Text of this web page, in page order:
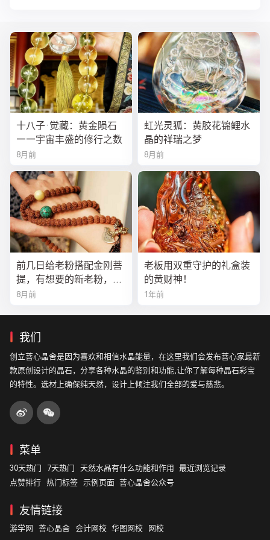
十八子·觉藏：黄金陨石
——宇宙丰盛的修行之数
8月前
虹光灵狐：黄胶花锦鲤水
晶的祥瑞之梦
8月前
前几日给老粉搭配金刚菩
提，有想要的新老粉，都
可以来排队
8月前
老板用双重守护的礼盒装
的黄财神！
1年前
我们
创立菩心晶舍是因为喜欢和相信水晶能量，在这里我们会发布菩心家最新
款原创设计的晶石，分享各种水晶的鉴别和功能,让你了解每种晶石彩宝
的特性。选材上确保纯天然，设计上倾注我们全部的爱与慈悲。
菜单
30天热门 7天热门 天然水晶有什么功能和作用
最近浏览记录
点赞排行 热门标签 示例页面 菩心晶舍公众号
友情链接
游学网 菩心晶舍 会计网校 华图网校 网校